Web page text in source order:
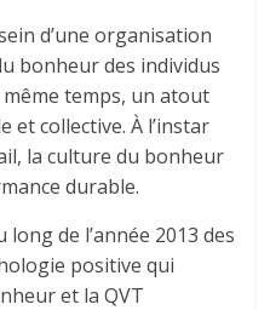
d’une organisation
bonheur des individus
même temps, un atout
et collective. À l’instar
la culture du bonheur
durable.
de l’année 2013 des
positive qui
et la QVT